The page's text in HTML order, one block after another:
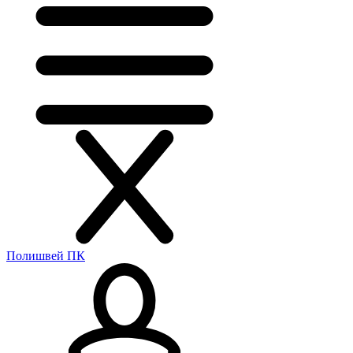
Полишвей ПК